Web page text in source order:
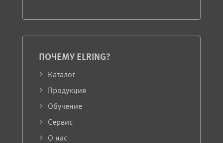
ПОЧЕМУ ELRING?
Каталог
Продукция
Обучение
Сервис
О нас